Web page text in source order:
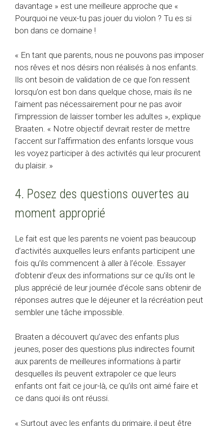
davantage » est une meilleure approche que «
Pourquoi ne veux-tu pas jouer du violon ? Tu es si
bon dans ce domaine !
« En tant que parents, nous ne pouvons pas imposer
nos rêves et nos désirs non réalisés à nos enfants.
Ils ont besoin de validation de ce que l’on ressent
lorsqu’on est bon dans quelque chose, mais ils ne
l’aiment pas nécessairement pour ne pas avoir
l’impression de laisser tomber les adultes », explique
Braaten. « Notre objectif devrait rester de mettre
l’accent sur l’affirmation des enfants lorsque vous
les voyez participer à des activités qui leur procurent
du plaisir. »
4. Posez des questions ouvertes au
moment approprié
Le fait est que les parents ne voient pas beaucoup
d’activités auxquelles leurs enfants participent une
fois qu’ils commencent à aller à l’école. Essayer
d’obtenir d’eux des informations sur ce qu’ils ont le
plus apprécié de leur journée d’école sans obtenir de
réponses autres que le déjeuner et la récréation peut
sembler une tâche impossible.
Braaten a découvert qu’avec des enfants plus
jeunes, poser des questions plus indirectes fournit
aux parents de meilleures informations à partir
desquelles ils peuvent extrapoler ce que leurs
enfants ont fait ce jour-là, ce qu’ils ont aimé faire et
ce dans quoi ils ont réussi.
« Surtout avec les enfants du primaire, il peut être